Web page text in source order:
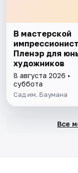
В мастерской
Пленэр для
художников
8 августа 2026 •
суббота
Сад им. Баумана
Все